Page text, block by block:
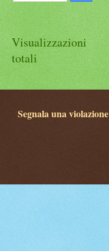
Visualizzazioni
totali
Segnala una violazione